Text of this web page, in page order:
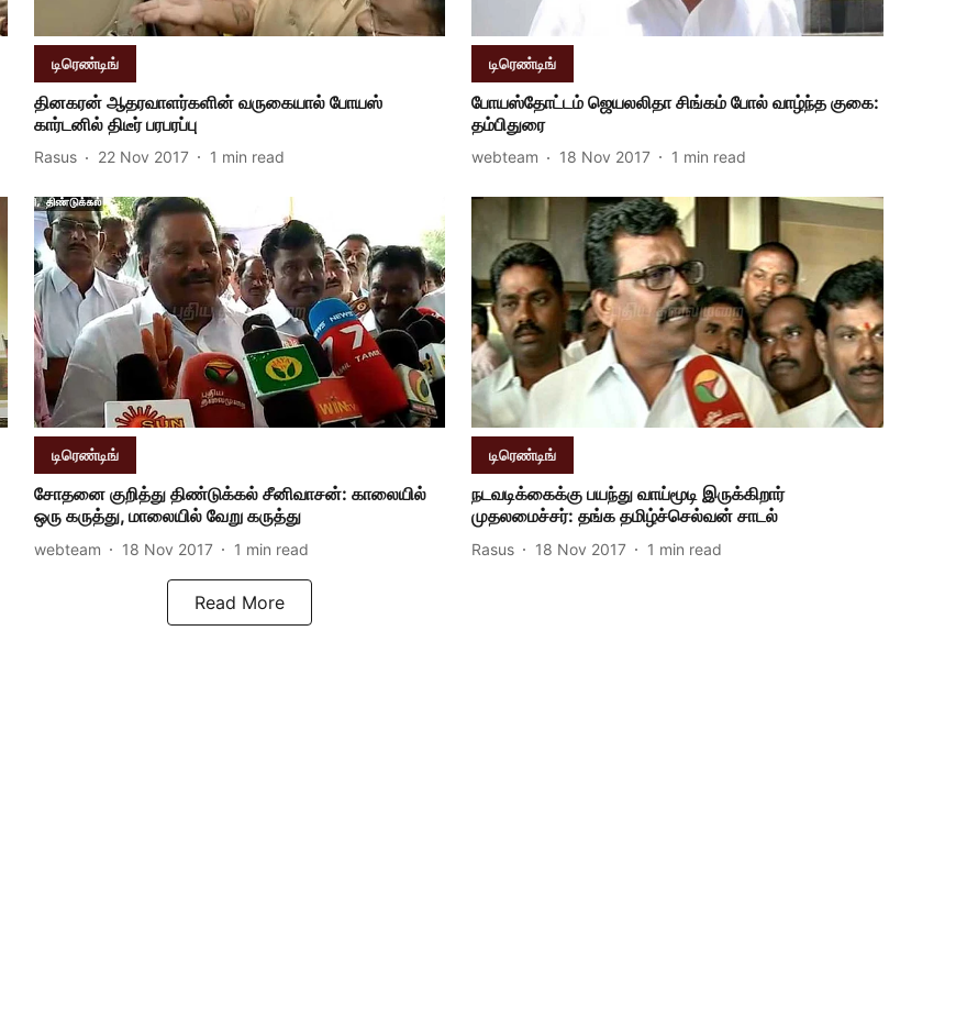
டிரெண்டிங்
தினகரன் ஆதரவாளர்களின் வருகையால் போயஸ்
கார்டனில் திடீர் பரபரப்பு
Rasus 22 Nov 2017 1 min read
டிரெண்டிங்
போயஸ்தோட்டம் ஜெயலலிதா சிங்கம் போல் வாழ்ந்த குகை:
தம்பிதுரை
webteam 18 Nov 2017 1 min read
டிரெண்டிங்
சோதனை குறித்து திண்டுக்கல் சீனிவாசன்: காலையில்
ஒரு கருத்து, மாலையில் வேறு கருத்து
webteam 18 Nov 2017 1 min read
டிரெண்டிங்
நடவடிக்கைக்கு பயந்து வாய்மூடி இருக்கிறார்
முதலமைச்சர்: தங்க தமிழ்ச்செல்வன் சாடல்
Rasus 18 Nov 2017 1 min read
Read More